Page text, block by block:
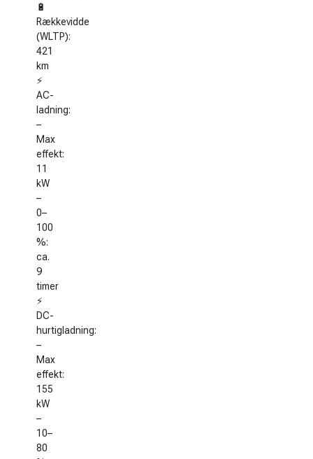
🔋
Rækkevidde
(WLTP):
421
km
⚡
AC-
ladning:
–
Max
effekt:
11
kW
–
0–
100
%:
ca.
9
timer
⚡
DC-
hurtigladning:
–
Max
effekt:
155
kW
–
10–
80